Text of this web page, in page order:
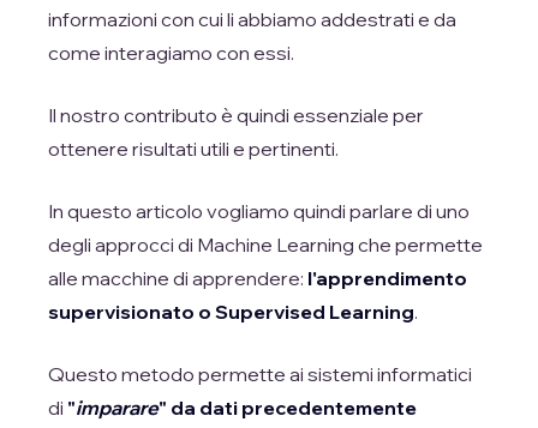
informazioni con cui li abbiamo addestrati e da
come interagiamo con essi.
Il nostro contributo è quindi essenziale per
ottenere risultati utili e pertinenti.
In questo articolo vogliamo quindi parlare di uno
degli approcci di Machine Learning che permette
alle macchine di apprendere: l'apprendimento
supervisionato o Supervised Learning.
Questo metodo permette ai sistemi informatici
di "imparare" da dati precedentemente